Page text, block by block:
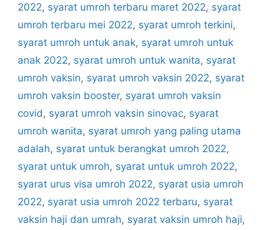
2022, syarat umroh terbaru maret 2022, syarat
umroh terbaru mei 2022, syarat umroh terkini,
syarat umroh untuk anak, syarat umroh untuk
anak 2022, syarat umroh untuk wanita, syarat
umroh vaksin, syarat umroh vaksin 2022, syarat
umroh vaksin booster, syarat umroh vaksin
covid , syarat umroh vaksin sinovac, syarat
umroh wanita, syarat umroh yang paling utama
adalah, syarat untuk berangkat umroh 2022,
syarat untuk umroh, syarat untuk umroh 2022,
syarat urus visa umroh 2022, syarat usia umroh
2022, syarat usia umroh 2022 terbaru, syarat
vaksin haji dan umrah, syarat vaksin umroh haji,